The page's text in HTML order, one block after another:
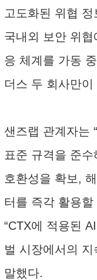
고도화된 위협
국내외 보안 위
응 체계를 가동
더스 두 회사만
샌즈랩 관계자는
표준 규격을 준
호환성을 확보,
터를 즉각 활용할
“CTX에 적용된
벌 시장에서의 지
말했다.